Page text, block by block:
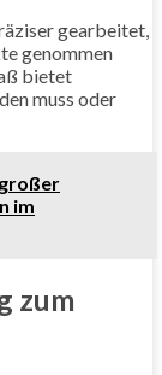
gearbeitet,
genommen
bietet
muss oder
im
zum